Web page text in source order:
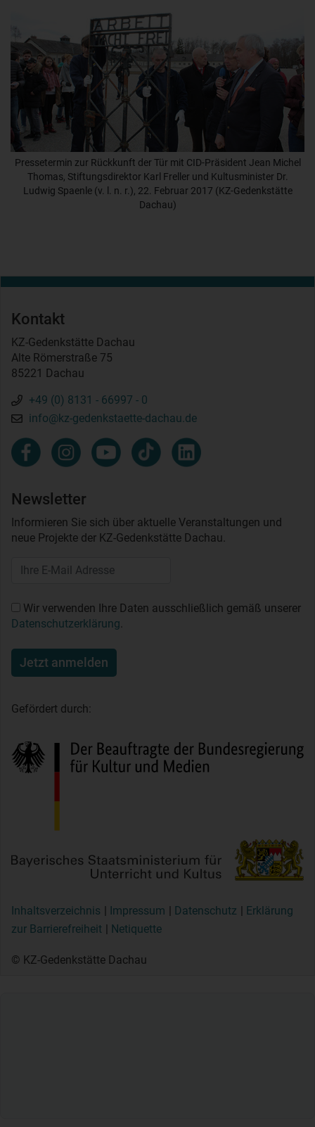
Pressetermin zur Rückkunft der Tür mit CID-Präsident Jean Michel
Thomas, Stiftungsdirektor Karl Freller und Kultusminister Dr.
Ludwig Spaenle (v. l. n. r.), 22. Februar 2017 (KZ-Gedenkstätte
Dachau)
Kontakt
KZ-Gedenkstätte Dachau
Alte Römerstraße 75
85221 Dachau
+49 (0) 8131 - 66997 - 0
info@kz-gedenkstaette-dachau.de
Newsletter
Informieren Sie sich über aktuelle Veranstaltungen und
neue Projekte der KZ-Gedenkstätte Dachau.
Wir verwenden Ihre Daten ausschließlich gemäß unserer
Datenschutzerklärung.
Jetzt anmelden
Gefördert durch:
Inhaltsverzeichnis Impressum Datenschutz
Erklärung
zur Barrierefreiheit
Netiquette
© KZ-Gedenkstätte Dachau